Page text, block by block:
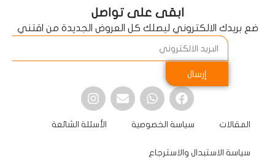
ابقى على تواصل
ضع بريدك الالكتروني ليصلك كل العروض الجديدة من اقتني
إرسال
المقالات سياسة الخصوصية الأسئلة الشائعة
سياسة الاستبدال والاسترجاع